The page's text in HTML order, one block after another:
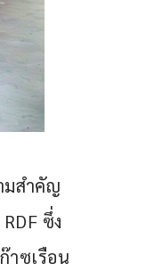
มสำคัญ
ซึ่ง
าซเรือน